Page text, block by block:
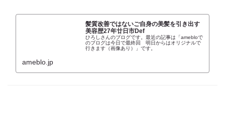
髪質改善ではないご自身の美髪を引き出す
美容歴27年廿日市Def
ひろしさんのブログです。最近の記事は「amebloで
のブログは今日で最終回 明日からはオリジナルで
行きます（画像あり）」です。
ameblo.jp